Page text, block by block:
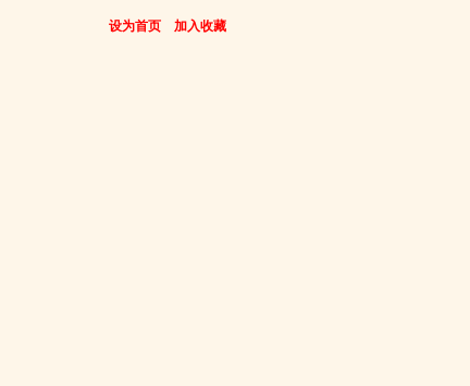
设为首页 加入收藏